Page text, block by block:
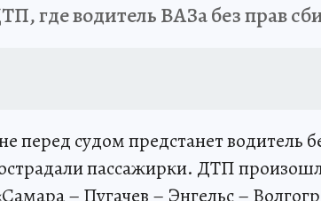
где водитель ВАЗа без прав
перед судом предстанет водитель
пассажирки. ДТП
– Пугачев – Энгельс –